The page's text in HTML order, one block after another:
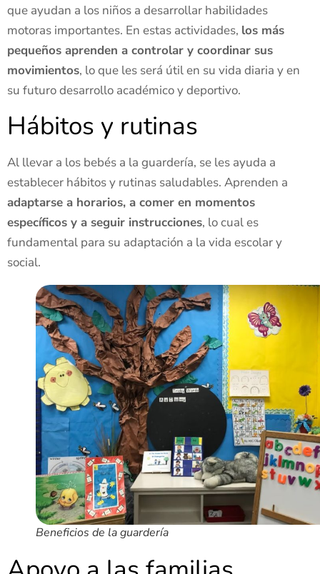
que ayudan a los niños a desarrollar habilidades
motoras importantes. En estas actividades, los más
pequeños aprenden a controlar y coordinar sus
movimientos, lo que les será útil en su vida diaria y en
su futuro desarrollo académico y deportivo.
Hábitos y rutinas
Al llevar a los bebés a la guardería, se les ayuda a
establecer hábitos y rutinas saludables. Aprenden a
adaptarse a horarios, a comer en momentos
específicos y a seguir instrucciones, lo cual es
fundamental para su adaptación a la vida escolar y
social.
Beneficios de la guardería